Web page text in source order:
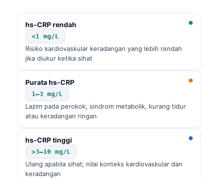
hs-CRP rendah
<1 mg/L
Risiko kardiovaskular keradangan yang lebih rendah
jika diukur ketika sihat
Purata hs-CRP
1–3 mg/L
Lazim pada perokok, sindrom metabolik, kurang tidur
atau keradangan ringan
hs-CRP tinggi
>3–10 mg/L
Ulang apabila sihat; nilai konteks kardiovaskular dan
keradangan